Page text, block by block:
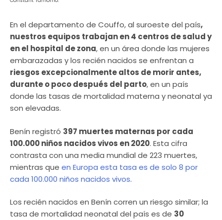
En el departamento de Couffo, al suroeste del país,
nuestros equipos trabajan en 4 centros de salud y
en el hospital de zona, en un área donde las mujeres
embarazadas y los recién nacidos se enfrentan a
riesgos excepcionalmente altos de morir antes,
durante o poco después del parto, en un país
donde las tasas de mortalidad materna y neonatal ya
son elevadas.
Benín registró 397 muertes maternas por cada
100.000 niños nacidos vivos en 2020. Esta cifra
contrasta con una media mundial de 223 muertes,
mientras que en Europa esta tasa es de solo 8 por
cada 100.000 niños nacidos vivos.
Los recién nacidos en Benín corren un riesgo similar; la
tasa de mortalidad neonatal del país es de 30